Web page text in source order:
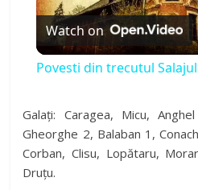
l
y
Watch on
Povesti din trecutul
Galați: Caragea, Micu,
Gheorghe 2, Balaban 1,
Corban, Clisu, Lopătaru,
Druțu.